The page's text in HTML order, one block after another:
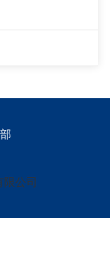
公司